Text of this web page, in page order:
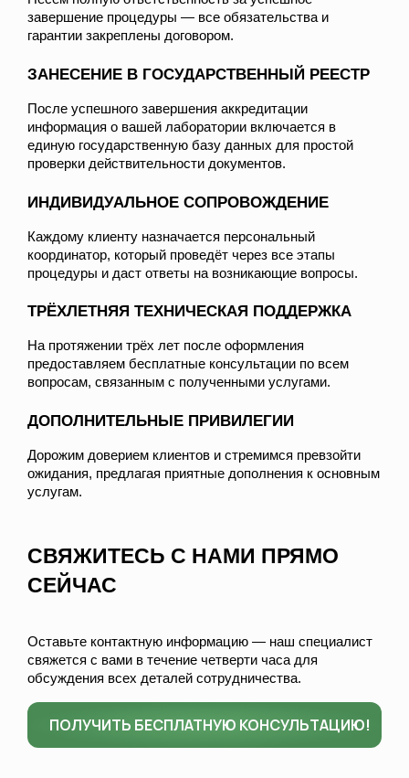
завершение процедуры — все обязательства и
гарантии закреплены договором.
ЗАНЕСЕНИЕ В ГОСУДАРСТВЕННЫЙ РЕЕСТР
После успешного завершения аккредитации
информация о вашей лаборатории включается в
единую государственную базу данных для простой
проверки действительности документов.
ИНДИВИДУАЛЬНОЕ СОПРОВОЖДЕНИЕ
Каждому клиенту назначается персональный
координатор, который проведёт через все этапы
процедуры и даст ответы на возникающие вопросы.
ТРЁХЛЕТНЯЯ ТЕХНИЧЕСКАЯ ПОДДЕРЖКА
На протяжении трёх лет после оформления
предоставляем бесплатные консультации по всем
вопросам, связанным с полученными услугами.
ДОПОЛНИТЕЛЬНЫЕ ПРИВИЛЕГИИ
Дорожим доверием клиентов и стремимся превзойти
ожидания, предлагая приятные дополнения к основным
услугам.
СВЯЖИТЕСЬ С НАМИ ПРЯМО
СЕЙЧАС
Оставьте контактную информацию — наш специалист
свяжется с вами в течение четверти часа для
обсуждения всех деталей сотрудничества.
ПОЛУЧИТЬ БЕСПЛАТНУЮ КОНСУЛЬТАЦИЮ!